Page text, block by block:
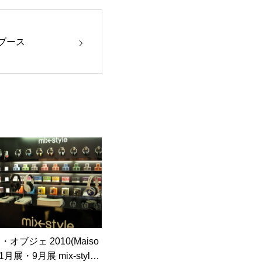
ース
オブジェ 2010(Maiso
月展・9月展 mix-style